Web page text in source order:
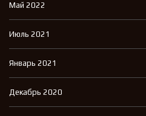
Май 2022
Июль 2021
Январь 2021
Декабрь 2020